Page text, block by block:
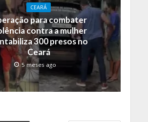
CEARÁ
para combater
contra a mulher
300 presos no
Ceará
5 meses ago